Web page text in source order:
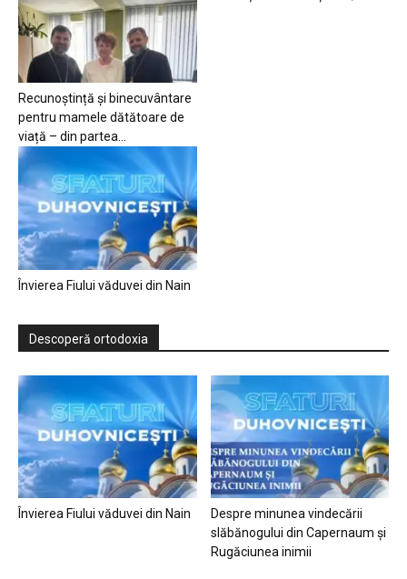
Recunoștință și binecuvântare
pentru mamele dătătoare de
viață – din partea...
Învierea Fiului văduvei din Nain
Descoperă ortodoxia
Învierea Fiului văduvei din Nain
Despre minunea vindecării
slăbănogului din Capernaum și
Rugăciunea inimii